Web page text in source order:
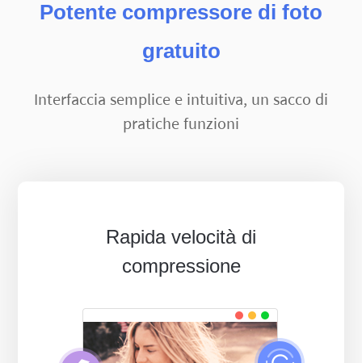
Potente compressore di foto
gratuito
Interfaccia semplice e intuitiva, un sacco di
pratiche funzioni
Rapida velocità di
compressione